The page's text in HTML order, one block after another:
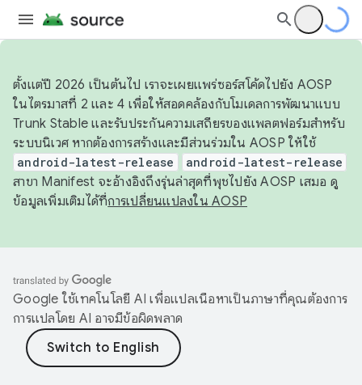
ตั้งแต่ปี 2026 เป็นต้นไป เราจะเผยแพร่ซอร์สโค้ดไปยัง AOSP
ในไตรมาสที่ 2 และ 4 เพื่อให้สอดคล้องกับโมเดลการพัฒนาแบบ
Trunk Stable และรับประกันความเสถียรของแพลตฟอร์มสำหรับ
ระบบนิเวศ หากต้องการสร้างและมีส่วนร่วมใน AOSP ให้ใช้
android-latest-release android-latest-release
สาขา Manifest จะอ้างอิงถึงรุ่นล่าสุดที่พุชไปยัง AOSP เสมอ ดู
ข้อมูลเพิ่มเติมได้ที่การเปลี่ยนแปลงใน AOSP
Google ใช้เทคโนโลยี AI เพื่อแปลเนื้อหาเป็นภาษาที่คุณต้องการ
การแปลโดย AI อาจมีข้อผิดพลาด